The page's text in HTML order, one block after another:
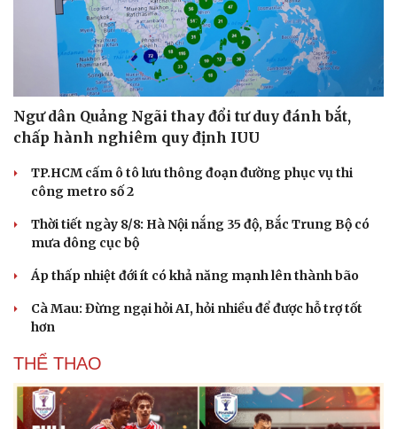
Ngư dân Quảng Ngãi thay đổi tư duy đánh bắt,
chấp hành nghiêm quy định IUU
TP.HCM cấm ô tô lưu thông đoạn đường phục vụ thi
công metro số 2
Thời tiết ngày 8/8: Hà Nội nắng 35 độ, Bắc Trung Bộ có
mưa dông cục bộ
Áp thấp nhiệt đới ít có khả năng mạnh lên thành bão
Cà Mau: Đừng ngại hỏi AI, hỏi nhiều để được hỗ trợ tốt
hơn
THỂ THAO